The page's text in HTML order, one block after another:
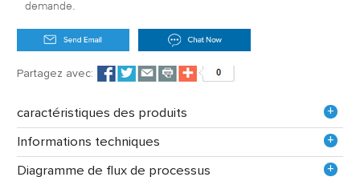
demande.
Partagez avec:
caractéristiques des produits +
Informations techniques +
Diagramme de flux de processus +